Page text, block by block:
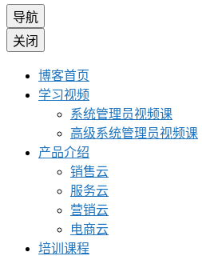
导航
关闭
博客首页
学习视频
系统管理员视频课
高级系统管理员视频课
产品介绍
销售云
服务云
营销云
电商云
培训课程